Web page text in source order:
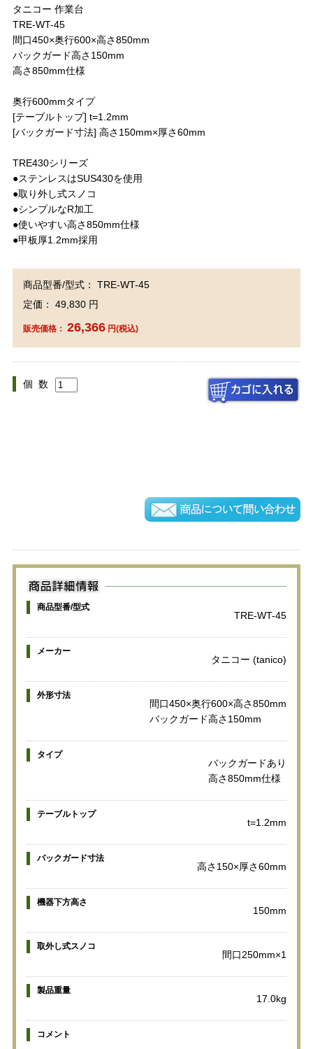
タニコー 作業台
TRE-WT-45
間口450×奥行600×高さ850mm
バックガード高さ150mm
高さ850mm仕様
奥行600mmタイプ
[テーブルトップ] t=1.2mm
[バックガード寸法] 高さ150mm×厚さ60mm
TRE430シリーズ
●ステンレスはSUS430を使用
●取り外し式スノコ
●シンプルなR加工
●使いやすい高さ850mm仕様
●甲板厚1.2mm採用
商品型番/型式： TRE-WT-45
定価： 49,830 円
販売価格： 26,366円(税込)
個 数
商品型番/型式
TRE-WT-45
メーカー
タニコー (tanico)
外形寸法
間口450×奥行600×高さ850mm
バックガード高さ150mm
タイプ
バックガードあり
高さ850mm仕様
テーブルトップ
t=1.2mm
バックガード寸法
高さ150×厚さ60mm
機器下方高さ
150mm
取外し式スノコ
間口250mm×1
製品重量
17.0kg
コメント